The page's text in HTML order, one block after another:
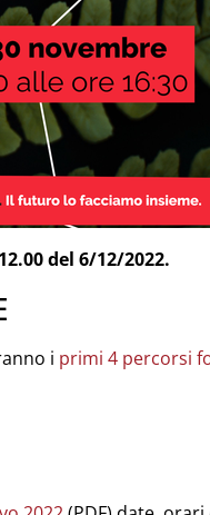
del 6/12/2022.
i primi 4 percorsi